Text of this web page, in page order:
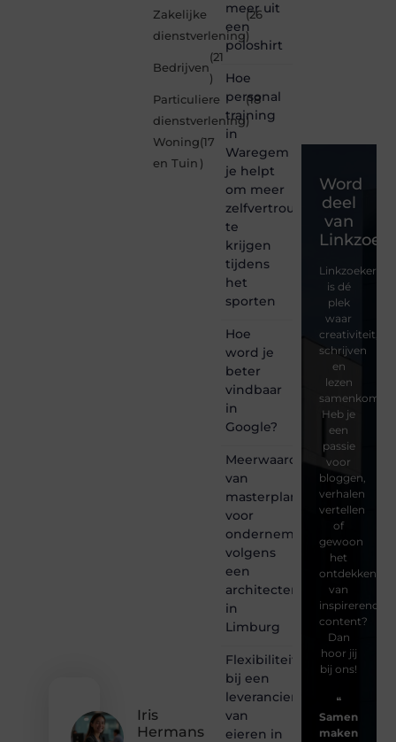
Iris
Hermans
Zakelijke
dienstverlening
(26
)
Bedrijven
(21
)
Particuliere
dienstverlening
(18
)
Woning
en Tuin
(17
)
meer uit
een
poloshirt
Hoe
personal
training
in
Waregem
je helpt
om meer
zelfvertrouwen
te
krijgen
tijdens
het
sporten
Hoe
word je
beter
vindbaar
in
Google?
Meerwaarde
van
masterplanning
voor
ondernemingen
volgens
een
architectenbureau
in
Limburg
Flexibiliteit
bij een
leverancier
van
eieren in
Word
deel
van
is dé
plek
waar
creativiteit,
schrijven
en
lezen
samenkomen.
Heb je
een
passie
voor
bloggen,
verhalen
vertellen
of
gewoon
het
ontdekken
van
inspirerende
content?
Dan
hoor jij
bij ons!
❝
Samen
maken